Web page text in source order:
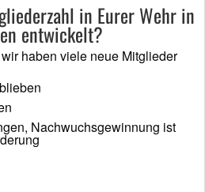
in Eurer Wehr in
entwickelt?
haben viele neue Mitglieder
Nachwuchsgewinnung ist